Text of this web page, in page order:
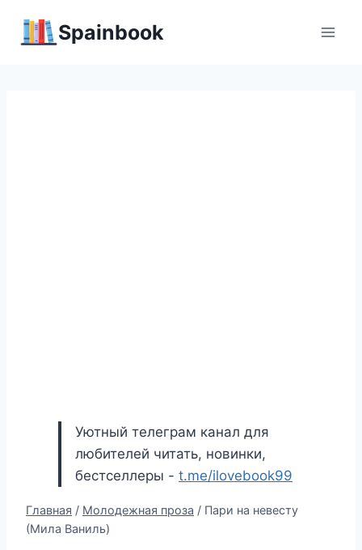
Spainbook
Уютный телеграм канал для
любителей читать, новинки,
бестселлеры - t.me/ilovebook99
Главная / Молодежная проза / Пари на невесту
(Мила Ваниль)